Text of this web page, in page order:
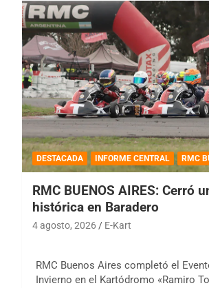
DESTACADA INFORME CENTRAL RMC
RMC BUENOS AIRES: Cerró
histórica en Baradero
4 agosto, 2026 E-Kart
RMC Buenos Aires completó el
Invierno en el Kartódromo «Ramiro